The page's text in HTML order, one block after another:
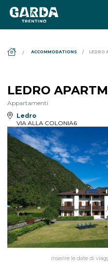
ACCOMMODATIONS LEDRO
LEDRO
Appartamenti
Ledro
VIA ALLA COLONIA6
inserire le date di